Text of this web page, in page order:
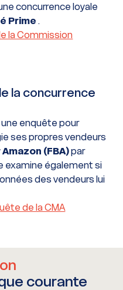
concurrence loyale
Prime.
la Commission
la concurrence
une enquête pour
ses propres vendeurs
(FBA)par
examine également si
des vendeurs lui
de la CMA
courante